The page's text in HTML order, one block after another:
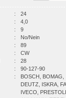
:
24
:
4,0
:
9
:
No/Nein
:
89
:
CW
:
28
:
90-127-90
:
BOSCH, BOMAG,
DEUTZ, ISKRA,
IVECO,